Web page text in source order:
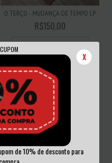
X
de 10% de desconto para
O TERÇO - MUDANÇA DE TEMPO LP
R$150,00
3x deR$50,00sem juros
BRONZE AGE - ANTIQUATED